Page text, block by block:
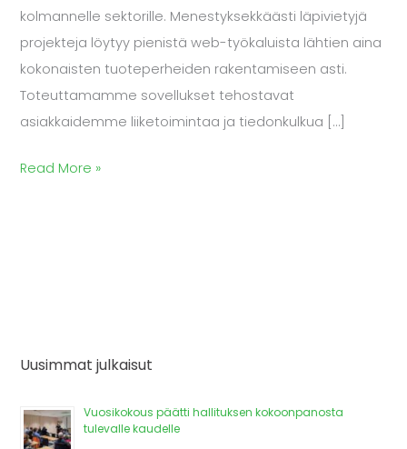
kolmannelle sektorille. Menestyksekkäästi läpivietyjä
projekteja löytyy pienistä web-työkaluista lähtien aina
kokonaisten tuoteperheiden rakentamiseen asti.
Toteuttamamme sovellukset tehostavat
asiakkaidemme liiketoimintaa ja tiedonkulkua […]
Read More »
Uusimmat julkaisut
Vuosikokous päätti hallituksen kokoonpanosta
tulevalle kaudelle